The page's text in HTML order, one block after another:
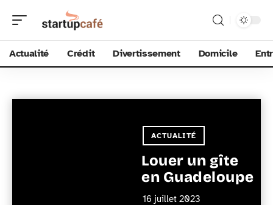
Actualité Crédit Divertissement Domicile
ACTUALITÉ
Louer un gîte
en Guadeloupe
16 juillet 2023